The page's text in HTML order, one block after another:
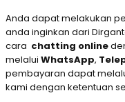
Anda dapat melakukan
anda inginkan dari
cara chatting online
melalui WhatsApp,
pembayaran dapat
kami dengan ketentuan